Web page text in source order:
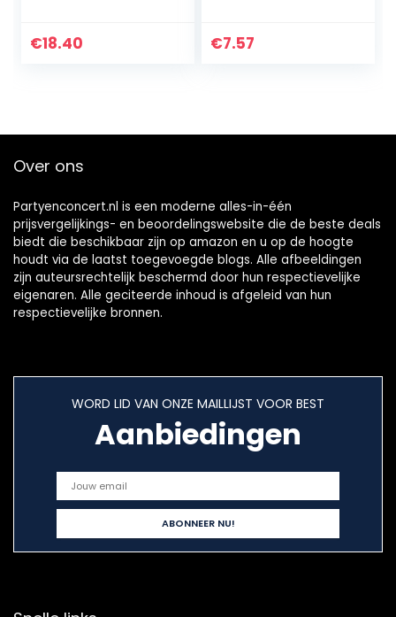
€18.40
Decoraties, Trick
€7.57
Over ons
Partyenconcert.nl is een moderne alles-in-één
prijsvergelijkings- en beoordelingswebsite die de beste deals
biedt die beschikbaar zijn op amazon en u op de hoogte
houdt via de laatst toegevoegde blogs. Alle afbeeldingen
zijn auteursrechtelijk beschermd door hun respectievelijke
eigenaren. Alle geciteerde inhoud is afgeleid van hun
respectievelijke bronnen.
WORD LID VAN ONZE MAILLIJST VOOR BEST
Aanbiedingen